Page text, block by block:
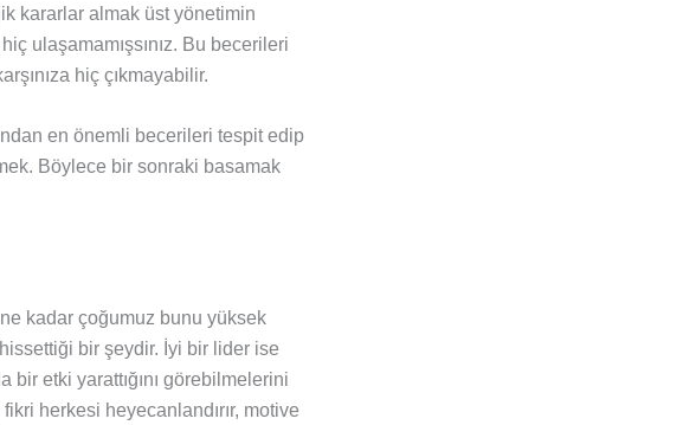
kararlar almak üst yönetimin
ulaşamamışsınız. Bu becerileri
hiç çıkmayabilir.
en önemli becerileri tespit edip
Böylece bir sonraki basamak
ne kadar çoğumuz bunu yüksek
bir şeydir. İyi bir lider ise
bir etki yarattığını görebilmelerini
herkesi heyecanlandırır, motive